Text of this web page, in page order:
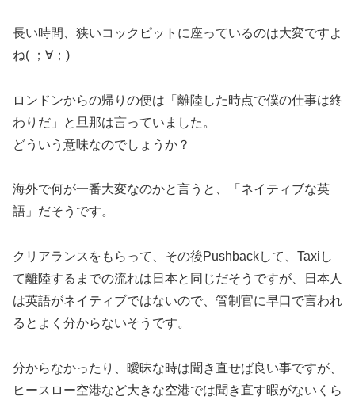
長い時間、狭いコックピットに座っているのは大変ですよ
ね( ；∀；)
ロンドンからの帰りの便は「離陸した時点で僕の仕事は終
わりだ」と旦那は言っていました。
どういう意味なのでしょうか？
海外で何が一番大変なのかと言うと、「ネイティブな英
語」だそうです。
クリアランスをもらって、その後Pushbackして、Taxiし
て離陸するまでの流れは日本と同じだそうですが、日本人
は英語がネイティブではないので、管制官に早口で言われ
るとよく分からないそうです。
分からなかったり、曖昧な時は聞き直せば良い事ですが、
ヒースロー空港など大きな空港では聞き直す暇がないくら